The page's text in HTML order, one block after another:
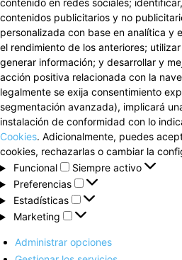
contenido en redes sociales;
contenidos publicitarios y no
personalizada con base en analítica y
el rendimiento de los anteriores;
generar información; y desarrollar y
acción positiva relacionada con la
legalmente se exija consentimiento
segmentación avanzada), implicará
instalación de conformidad con lo
Cookies. Adicionalmente, puedes
cookies, rechazarlas o cambiar la
Funcional
Funcional
Siempre activo
Preferencias
Preferencias
Estadísticas
Estadísticas
Marketing
Marketing
Administrar opciones